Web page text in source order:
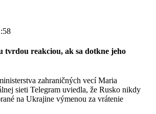
tvrdou reakciou, ak sa dotkne jeho
zahraničných vecí Maria
sieti Telegram uviedla, že Rusko nikdy
na Ukrajine výmenou za vrátenie